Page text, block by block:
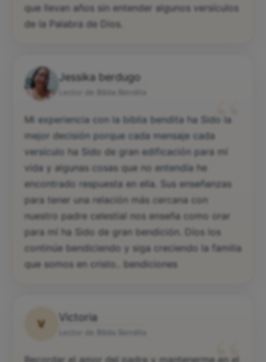
que llevan años sin entender algunos versículos
de la Palabra de Dios.
Jessika berdugo
“
Mi experiencia con la biblia bendita ha Sido la
mejor decisión porque cada mensaje cada
versículo ha Sido de gran edificación para mí
vida y algunas cosas que no entendía he
encontrado respuesta en ella. Sus enseñanzas
para tener una relación más cercana con
nuestro padre celestial nos enseña como orar
para mí ha Sido de gran bendición. Díos los
continúe bendiciendo y siga creciendo la familia
que somos en cristo.. bendiciones
V
Victoria